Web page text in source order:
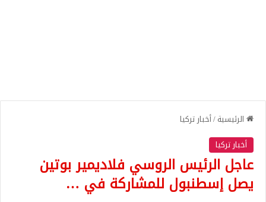
الرئيسية/أخبار تركيا
أخبار تركيا
عاجل الرئيس الروسي فلاديمير بوتين
يصل إسطنبول للمشاركة في …